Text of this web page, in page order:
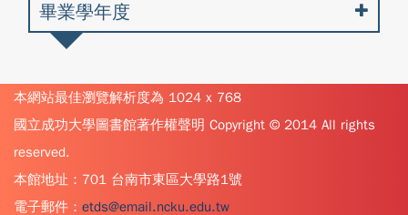
畢業學年度
本網站最佳瀏覽解析度為 1024 x 768
國立成功大學圖書館著作權聲明 Copyright © 2014 All rights
reserved.
本館地址：701 台南市東區大學路1號
電子郵件： etds@email.ncku.edu.tw